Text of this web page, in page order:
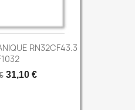
RN32CF43.3
Prix
31,10 €